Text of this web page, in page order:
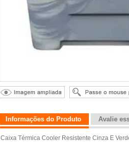
Informações do Produto Avalie
Caixa Térmica Cooler Resistente Cinza E